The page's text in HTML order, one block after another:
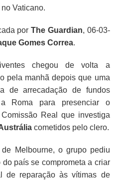
Vaticano.
porThe Guardian, 06-03-
Gomes Correa.
chegou de volta a
pela manhã depois que uma
de arrecadação de fundos
Roma para presenciar o
Real que investiga
cometidos pelo clero.
Melbourne, o grupo pediu
país se comprometa a criar
de reparação às vítimas de